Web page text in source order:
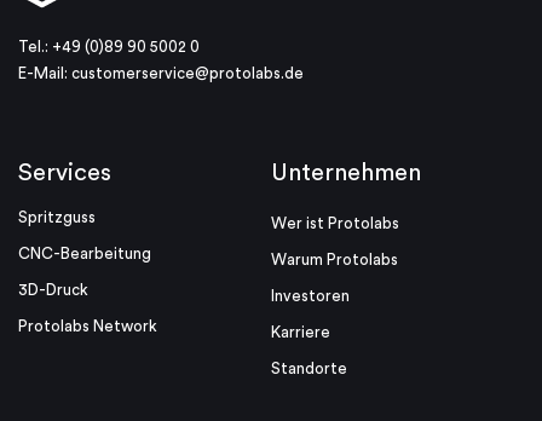
Tel.: +49 (0)89 90 5002 0
E-Mail: customerservice@protolabs.de
Services
Spritzguss
CNC-Bearbeitung
3D-Druck
Protolabs Network
Unternehmen
Wer ist Protolabs
Warum Protolabs
Investoren
Karriere
Standorte